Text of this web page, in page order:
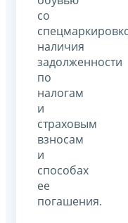
со
наличия
задолженности
по
налогам
и
страховым
взносам
и
способах
ее
погашения.